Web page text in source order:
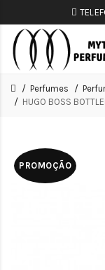
Perfumes
HUGO BOSS
PROMOÇÃO